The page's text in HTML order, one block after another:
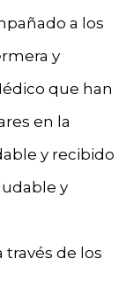
a los
y
que han
en la
y recibido
y
través de los